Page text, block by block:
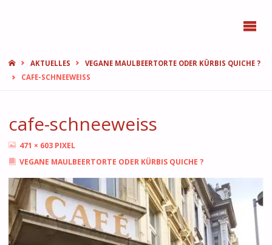
STARTAKTUELLES
VEGANE MAULBEERTORTE ODER KÜRBIS QUICHE ?
CAFE-SCHNEEWEISS
cafe-schneeweiss
ORIGINALGRÖSSE
471 × 603 PIXEL
VEGANE MAULBEERTORTE ODER KÜRBIS QUICHE ?